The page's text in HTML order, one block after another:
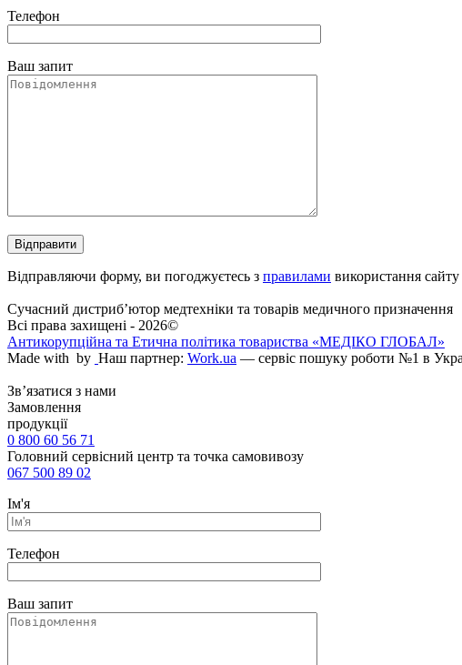
Телефон
Ваш запит
Відправляючи форму, ви погоджуєтесь з правилами використання
Сучасний дистриб’ютор медтехніки та товарів медичного призначення
Всі права захищені - 2026©
Антикорупційна та Етична політика товариства «МЕДІКО ГЛОБАЛ»
Made with by Наш партнер: Work.ua — сервіс пошуку роботи №1 в
Зв’язатися з нами
Замовлення
продукції
0 800 60 56 71
Головний сервісний центр та точка самовивозу
067 500 89 02
Ім'я
Телефон
Ваш запит